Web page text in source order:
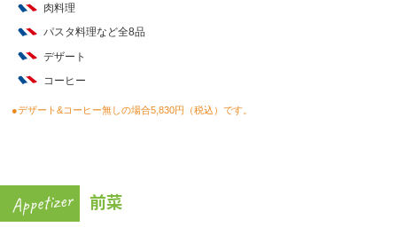
肉料理
パスタ料理など全8品
デザート
コーヒー
●デザート&コーヒー無しの場合5,830円（税込）です。
前菜